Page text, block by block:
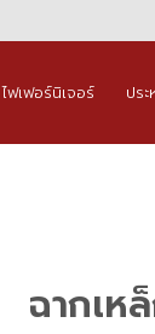
ไฟเฟอร์นิเจอร์ ปร
ฉากเห